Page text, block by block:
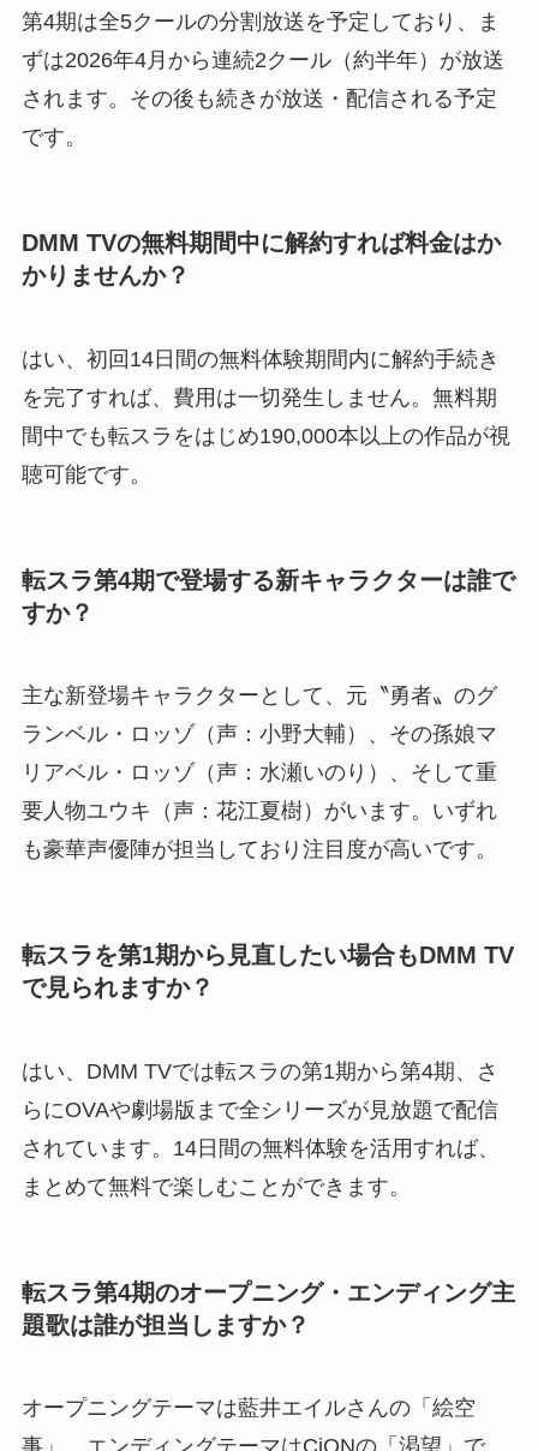
第4期は全5クールの分割放送を予定しており、ま
ずは2026年4月から連続2クール（約半年）が放送
されます。その後も続きが放送・配信される予定
です。
DMM TVの無料期間中に解約すれば料金はか
かりませんか？
はい、初回14日間の無料体験期間内に解約手続き
を完了すれば、費用は一切発生しません。無料期
間中でも転スラをはじめ190,000本以上の作品が視
聴可能です。
転スラ第4期で登場する新キャラクターは誰で
すか？
主な新登場キャラクターとして、元〝勇者〟のグ
ランベル・ロッゾ（声：小野大輔）、その孫娘マ
リアベル・ロッゾ（声：水瀬いのり）、そして重
要人物ユウキ（声：花江夏樹）がいます。いずれ
も豪華声優陣が担当しており注目度が高いです。
転スラを第1期から見直したい場合もDMM TV
で見られますか？
はい、DMM TVでは転スラの第1期から第4期、さ
らにOVAや劇場版まで全シリーズが見放題で配信
されています。14日間の無料体験を活用すれば、
まとめて無料で楽しむことができます。
転スラ第4期のオープニング・エンディング主
題歌は誰が担当しますか？
オープニングテーマは藍井エイルさんの「絵空